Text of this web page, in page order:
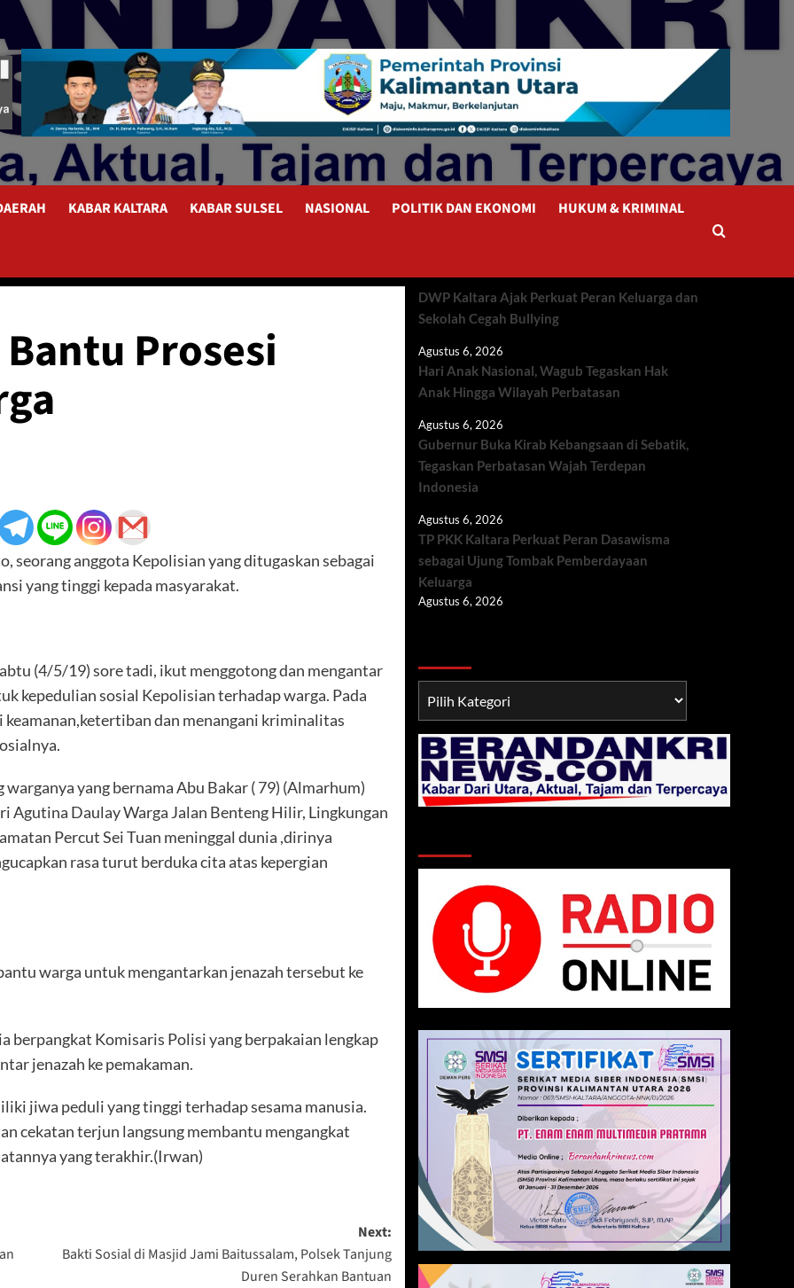
KABAR KALTARA KABAR SULSEL NASIONAL POLITIK DAN EKONOMI HUKUM & KRIMINAL
Prosesi
anggota Kepolisian yang ditugaskan sebagai
yang tinggi kepada masyarakat.
(4/5/19) sore tadi, ikut menggotong dan mengantar
kepedulian sosial Kepolisian terhadap warga. Pada
dan menangani kriminalitas
yang bernama Abu Bakar ( 79) (Almarhum)
Agutina Daulay Warga Jalan Benteng Hilir, Lingkungan
Percut Sei Tuan meninggal dunia ,dirinya
rasa turut berduka cita atas kepergian
warga untuk mengantarkan jenazah tersebut ke
berpangkat Komisaris Polisi yang berpakaian lengkap
jenazah ke pemakaman.
jiwa peduli yang tinggi terhadap sesama manusia.
cekatan terjun langsung membantu mengangkat
yang terakhir.(Irwan)
Next:
Bakti Sosial di Masjid Jami Baitussalam, Polsek Tanjung
Duren Serahkan Bantuan
DWP Kaltara Ajak Perkuat Peran Keluarga dan
Sekolah Cegah Bullying
Agustus 6, 2026
Hari Anak Nasional, Wagub Tegaskan Hak
Anak Hingga Wilayah Perbatasan
Agustus 6, 2026
Gubernur Buka Kirab Kebangsaan di Sebatik,
Tegaskan Perbatasan Wajah Terdepan
Indonesia
Agustus 6, 2026
TP PKK Kaltara Perkuat Peran Dasawisma
sebagai Ujung Tombak Pemberdayaan
Keluarga
Agustus 6, 2026
TNI/POLRI